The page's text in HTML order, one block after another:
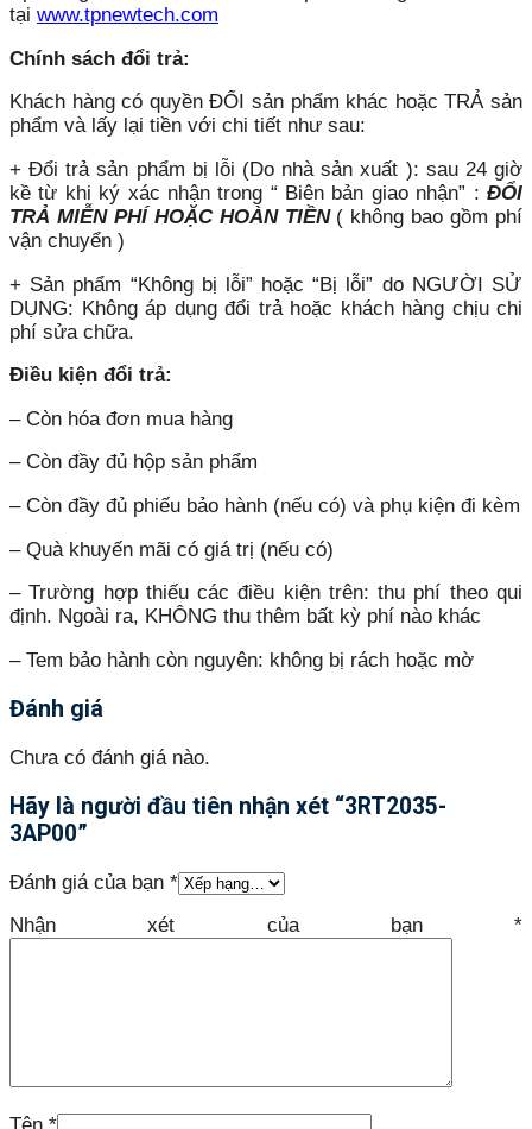
tại www.tpnewtech.com
Chính sách đổi trả:
Khách hàng có quyền ĐỔI sản phẩm khác hoặc TRẢ sản
phẩm và lấy lại tiền với chi tiết như sau:
+ Đổi trả sản phẩm bị lỗi (Do nhà sản xuất ): sau 24 giờ
kề từ khi ký xác nhận trong “ Biên bản giao nhận” : ĐỔI
TRẢ MIỄN PHÍ HOẶC HOÀN TIỀN( không bao gồm phí
vận chuyển )
+ Sản phẩm “Không bị lỗi” hoặc “Bị lỗi” do NGƯỜI SỬ
DỤNG: Không áp dụng đổi trả hoặc khách hàng chịu chi
phí sửa chữa.
Điều kiện đổi trả:
– Còn hóa đơn mua hàng
– Còn đầy đủ hộp sản phẩm
– Còn đầy đủ phiếu bảo hành (nếu có) và phụ kiện đi kèm
– Quà khuyến mãi có giá trị (nếu có)
– Trường hợp thiếu các điều kiện trên: thu phí theo qui
định. Ngoài ra, KHÔNG thu thêm bất kỳ phí nào khác
– Tem bảo hành còn nguyên: không bị rách hoặc mờ
Đánh giá
Chưa có đánh giá nào.
Hãy là người đầu tiên nhận xét “3RT2035-
3AP00”
Đánh giá của bạn *
Nhận xét của bạn *